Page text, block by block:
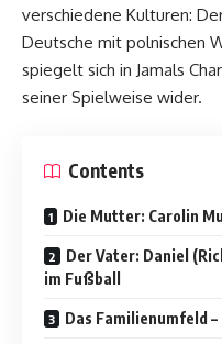
verschiedene Kulturen:
Deutsche mit polnischen
spiegelt sich in Jamals
seiner Spielweise wider.
Contents
Die Mutter: Carolin
Der Vater: Daniel
im Fußball
Das Familienumfeld